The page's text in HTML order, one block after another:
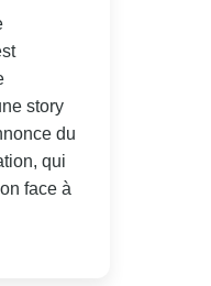
story
du
qui
face à